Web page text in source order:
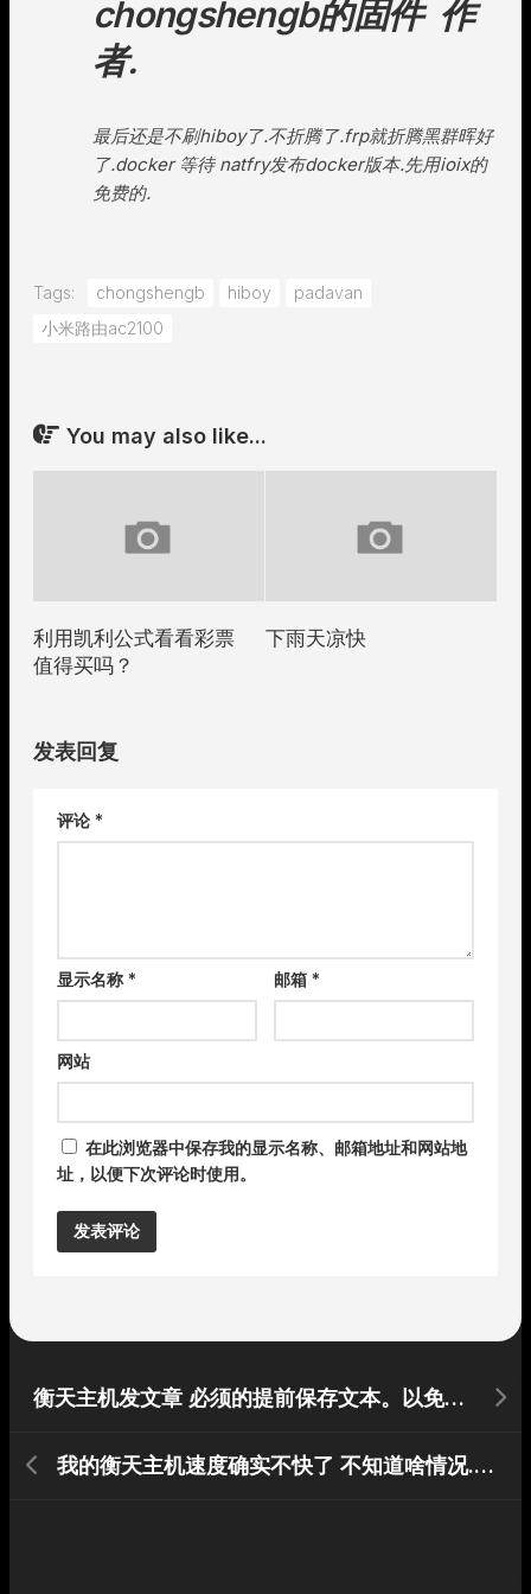
chongshengb的固件 作
者.
最后还是不刷hiboy了.不折腾了.frp就折腾黑群晖好
了.docker 等待 natfry发布docker版本.先用ioix的
免费的.
Tags: chongshengb hiboy
padavan
小米路由ac2100
You may also like...
利用凯利公式看看彩票
值得买吗？
下雨天凉快
发表回复
评论 *
显示名称 * 邮箱*
网站
在此浏览器中保存我的显示名称、邮箱地址和网站地
址，以便下次评论时使用。
衡天主机发文章 必须的提前保存文本。以免文章发不了
我的衡天主机速度确实不快了 不知道啥情况.先弄下解析.